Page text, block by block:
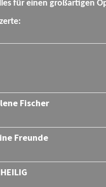
für einen großartigen
Fischer
Freunde